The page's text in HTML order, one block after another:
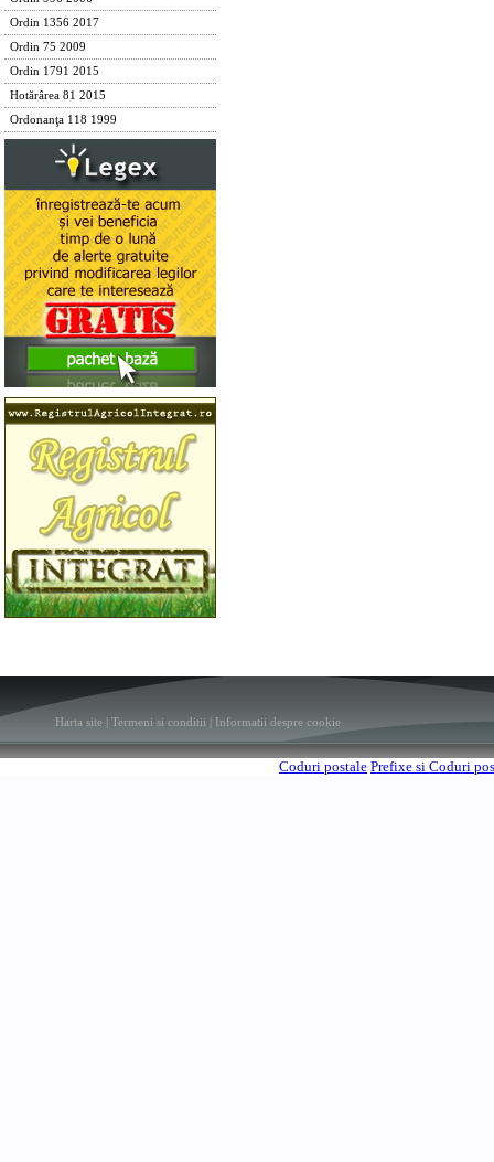
Ordin 1356 2017
Ordin 75 2009
Ordin 1791 2015
Hotărârea 81 2015
Ordonanţa 118 1999
Harta site | Termeni si conditii | Informatii despre cookie
Coduri postale Prefixe si Coduri